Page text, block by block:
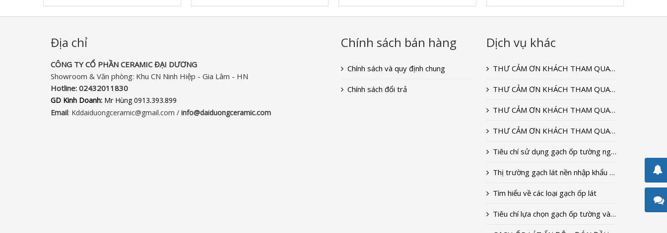
Địa chỉ
CÔNG TY CỔ PHẦN CERAMIC ĐẠI DƯƠNG​
Showroom & Văn phòng: Khu CN Ninh Hiệp - Gia Lâm - HN
Hotline: 02432011830‬
GD Kinh Doanh: Mr Hùng 0913.393.899
Email: Kddaiduongceramic@gmail.com / info@daiduongceramic.com
Chính sách bán hàng
Chính sách và quy định chung
Chính sách đổi trả
Dịch vụ khác
THƯ CẢM ƠN KHÁCH THAM QUAN GIAN HÀNG CỦA ĐẠI DƯƠNG CERAMIC TẠI TRIỂN LÃM VIETBUILD T9-2022
THƯ CẢM ƠN KHÁCH THAM QUAN GIAN HÀNG CỦA ĐẠI DƯƠNG CERAMIC TẠI TRIỂN LÃM VIETBUILD T9-2020
THƯ CẢM ƠN KHÁCH THAM QUAN GIAN HÀNG CỦA ĐẠI DƯƠNG CERAMIC TẠI TRIỂN LÃM VIETBUILD T9-2018
THƯ CẢM ƠN KHÁCH THAM QUAN GIAN HÀNG CỦA ĐẠI DƯƠNG CERAMIC TẠI TRIỂN LÃM VIETBUILD 2018
Tiêu chí sử dụng gạch ốp tường ngoài trời
Thị trường gạch lát nền nhập khẩu 2018
Tìm hiểu về các loại gạch ốp lát
Tiêu chí lựa chọn gạch ốp tường và lát nền